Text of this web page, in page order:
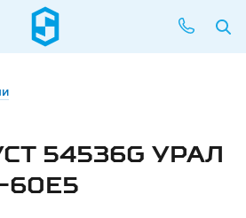
54536G УРАЛ
60Е5